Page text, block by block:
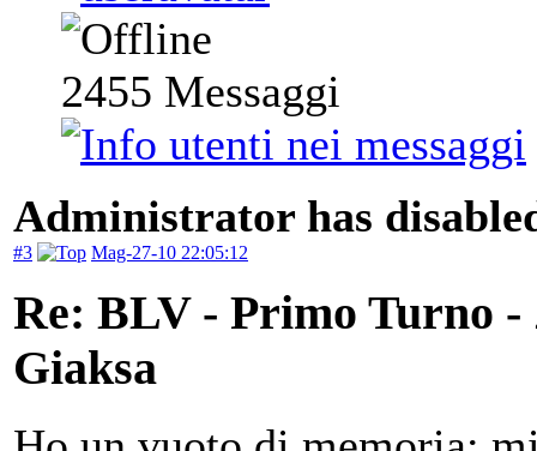
2455 Messaggi
Administrator has
#3 Mag-27-10 22:05:12
Re: BLV - Primo Turno
Giaksa